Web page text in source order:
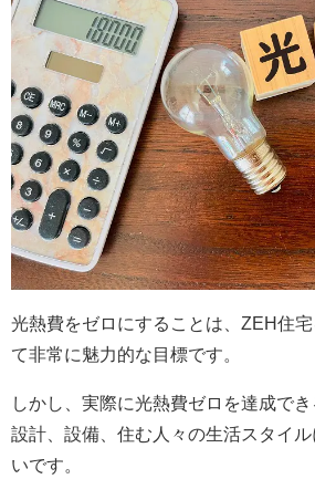
光熱費をゼロにすることは、ZEH住
て非常に魅力的な目標です。
しかし、実際に光熱費ゼロを達成で
設計、設備、住む人々の生活スタイ
いです。